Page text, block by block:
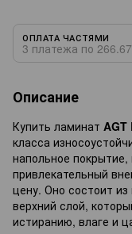
ОПЛАТА ЧАСТЯМИ
3 платежа по
Описание
Купить ламинат AGT
класса
напольное
привлекательный
цену. Оно состоит
верхний слой,
истиранию, влаге и